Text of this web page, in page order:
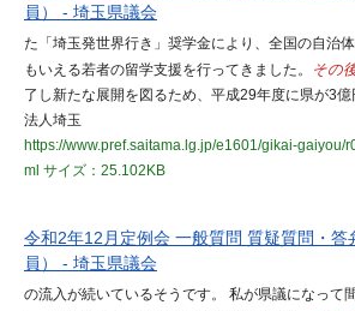
員） - 埼玉県議会
た「埼玉発世界行き」奨学金により、全国の自治
もいえる若者の留学支援を行ってきました。
その
了し新たな展開を図るため、平成29年度に県が3
法人埼玉
https://www.pref.saitama.lg.jp/e1601/gikai-gaiyou/
ml サイズ：25.102KB
令和2年12月定例会 一般質問 質疑質問・答
員） - 埼玉県議会
の流入が続いているそうです。 私が県議になって